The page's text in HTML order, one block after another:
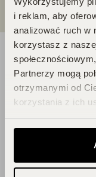
i reklam, aby
analizować ruch w
korzystasz z
Partnerzy mogą
otrzymanymi od
korzystania z ich
Każde
Ciebie
chcesz